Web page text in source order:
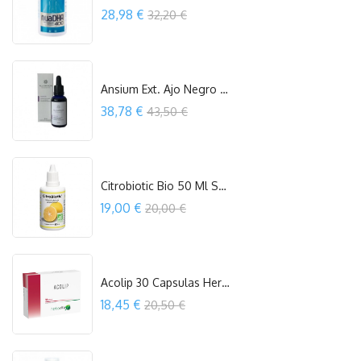
Precio
28,98 € 32,20 €
Ansium Ext. Ajo Negro Efcan Eco 30 Ml...
Precio
38,78 € 43,50 €
Citrobiotic Bio 50 Ml Sanitas
Precio
19,00 € 20,00 €
Acolip 30 Capsulas Herbovita
Precio
18,45 € 20,50 €